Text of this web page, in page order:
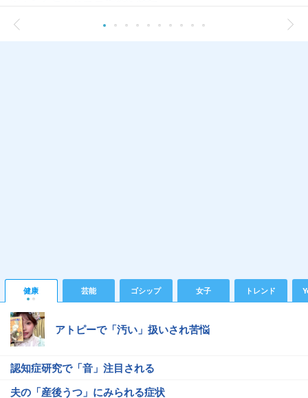
健康 芸能 ゴシップ 女子 トレンド
アトピーで「汚い」扱いされ苦悩
認知症研究で「音」注目される
夫の「産後うつ」にみられる症状